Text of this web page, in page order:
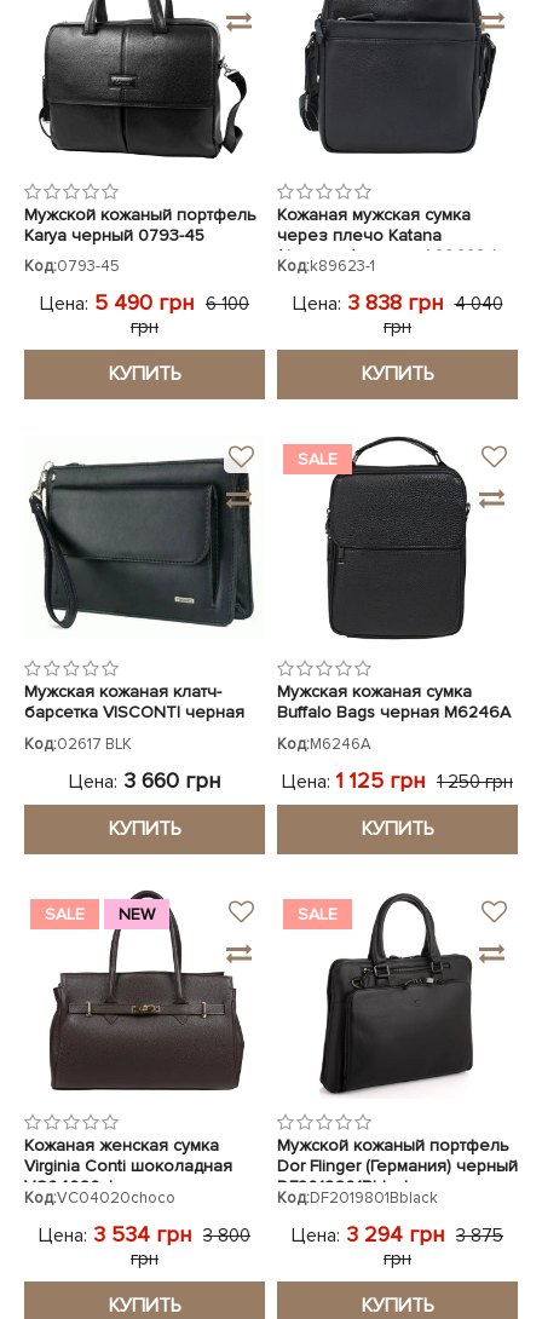
Мужской кожаный портфель
Karya черный 0793-45
Код:0793-45
Цена: 5 490 грн 6 100
грн
КУПИТЬ
Кожаная мужская сумка
через плечо Katana
(Франция) черная k89623-1
Код:k89623-1
Цена: 3 838 грн 4 040
грн
КУПИТЬ
Мужская кожаная клатч-
барсетка VISCONTI черная
Код:02617 BLK
Цена: 3 660 грн
КУПИТЬ
SALE
Мужская кожаная сумка
Buffalo Bags черная M6246A
Код:M6246A
Цена: 1 125 грн 1 250 грн
КУПИТЬ
SALE NEW
Кожаная женская сумка
Virginia Conti шоколадная
VC04020choco
Код:VC04020choco
Цена: 3 534 грн 3 800
грн
КУПИТЬ
SALE
Мужской кожаный портфель
Dor Flinger (Германия) черный
DF2019801Bblack
Код:DF2019801Bblack
Цена: 3 294 грн 3 875
грн
КУПИТЬ